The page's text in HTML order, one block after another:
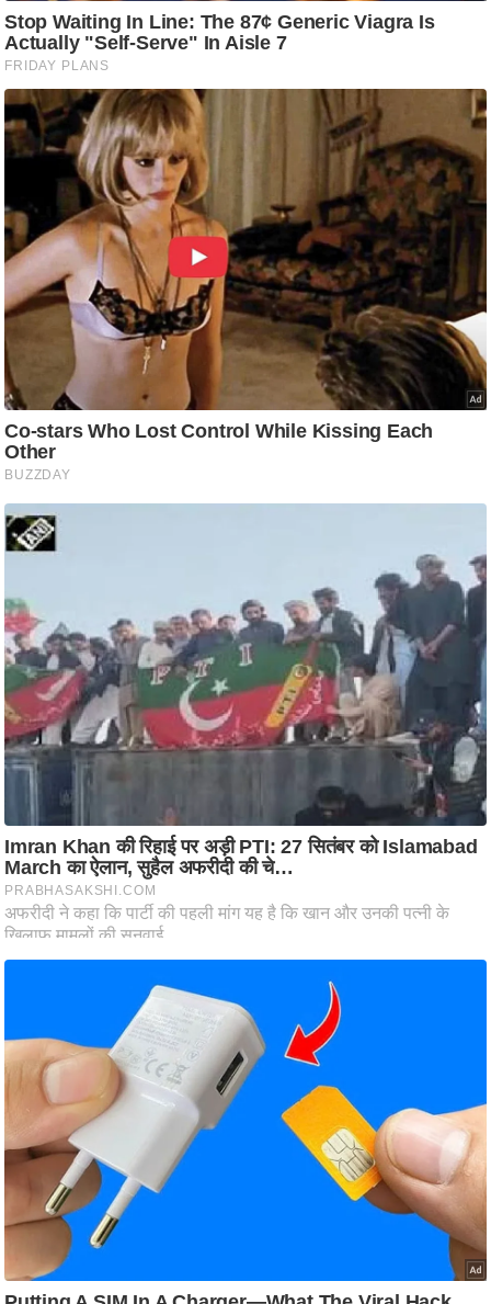
यि
क
तृ
भू
स्तं
भ
ए
म
.
.
आ
ई
चा
य
र
स
मी
क्षा
ध
र्म
ज्यो
ति
ष
प्र
भु
म
ध
र्म
स्थ
ल
त
त्यो
हा
र